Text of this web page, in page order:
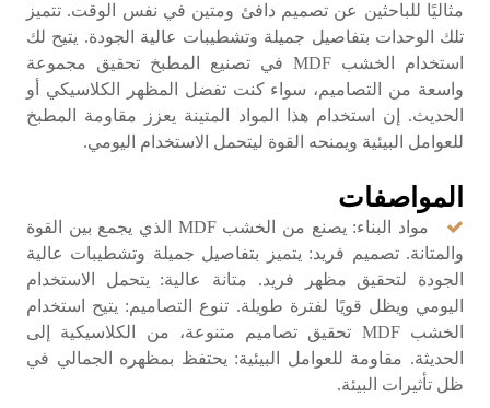
مثاليًا للباحثين عن تصميم دافئ ومتين في نفس الوقت. تتميز
تلك الوحدات بتفاصيل جميلة وتشطيبات عالية الجودة. يتيح لك
استخدام الخشب MDF في تصنيع المطبخ تحقيق مجموعة
واسعة من التصاميم، سواء كنت تفضل المظهر الكلاسيكي أو
الحديث. إن استخدام هذا المواد المتينة يعزز مقاومة المطبخ
للعوامل البيئية ويمنحه القوة ليتحمل الاستخدام اليومي.
المواصفات
مواد البناء: يصنع من الخشب MDF الذي يجمع بين القوة
والمتانة. تصميم فريد: يتميز بتفاصيل جميلة وتشطيبات عالية
الجودة لتحقيق مظهر فريد. متانة عالية: يتحمل الاستخدام
اليومي ويظل قويًا لفترة طويلة. تنوع التصاميم: يتيح استخدام
الخشب MDF تحقيق تصاميم متنوعة، من الكلاسيكية إلى
الحديثة. مقاومة للعوامل البيئية: يحتفظ بمظهره الجمالي في
ظل تأثيرات البيئة.